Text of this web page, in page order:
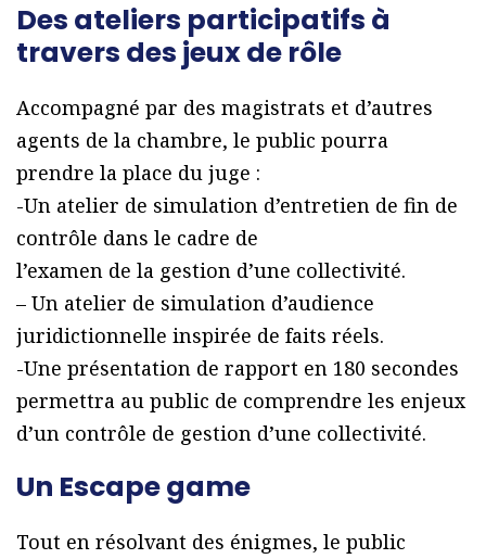
Des ateliers participatifs à
travers des jeux de rôle
Accompagné par des magistrats et d’autres
agents de la chambre, le public pourra
prendre la place du juge :
-Un atelier de simulation d’entretien de fin de
contrôle dans le cadre de
l’examen de la gestion d’une collectivité.
– Un atelier de simulation d’audience
juridictionnelle inspirée de faits réels.
-Une présentation de rapport en 180 secondes
permettra au public de comprendre les enjeux
d’un contrôle de gestion d’une collectivité.
Un Escape game
Tout en résolvant des énigmes, le public